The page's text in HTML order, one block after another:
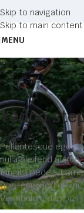
Skip to navigation
Skip to main content
MENU
Yedoo
Home Yedoo
Yedoo
Pellentesque
nulla eleifend
fringilla pede sit
quis, euismod ut,
Vestibulum dapibus